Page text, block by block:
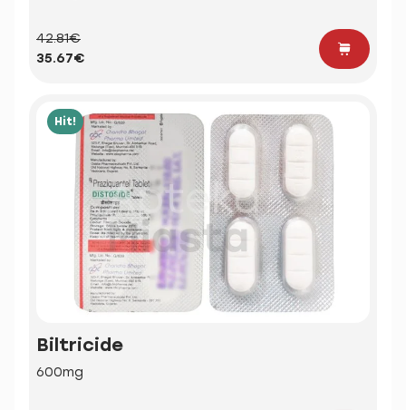
42.81€
35.67€
Hit!
Biltricide
600mg